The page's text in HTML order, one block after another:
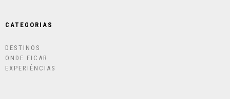
CATEGORIAS
DESTINOS
ONDE FICAR
EXPERIÊNCIAS